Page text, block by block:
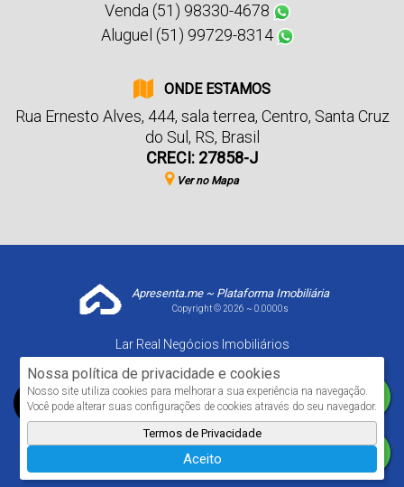
Nossa política de privacidade e cookies
Nosso site utiliza cookies para melhorar a sua experiência na navegação.
Você pode alterar suas configurações de cookies através do seu navegador.
Termos de Privacidade
Aceito
Venda (51) 98330-4678
Aluguel (51) 99729-8314
ONDE ESTAMOS
Rua Ernesto Alves, 444, sala terrea, Centro, Santa Cruz
do Sul , RS, Brasil
CRECI: 27858-J
Ver no Mapa
Apresenta.me ~ Plataforma Imobiliária
Copyright © 2026 ~ 0.0000s
Lar Real Negócios Imobiliários